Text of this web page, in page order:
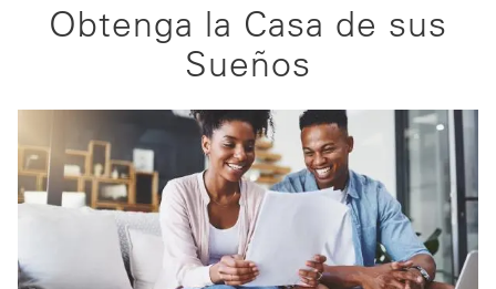
Obtenga la Casa de sus
Sueños